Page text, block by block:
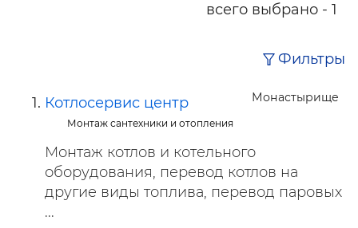
всего выбрано - 1
Фильтры
Монастырище
Котлосервис центр
Монтаж сантехники и отопления
Монтаж котлов и котельного
оборудования, перевод котлов на
другие виды топлива, перевод паровых
...